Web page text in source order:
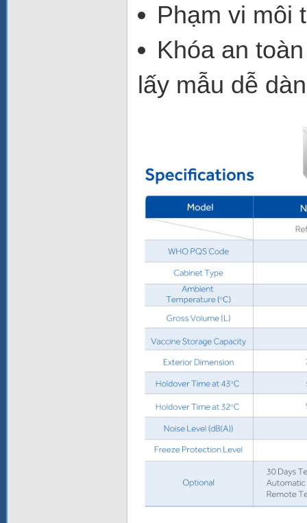
Phạm vi môi
Khóa an
lấy mẫu dễ